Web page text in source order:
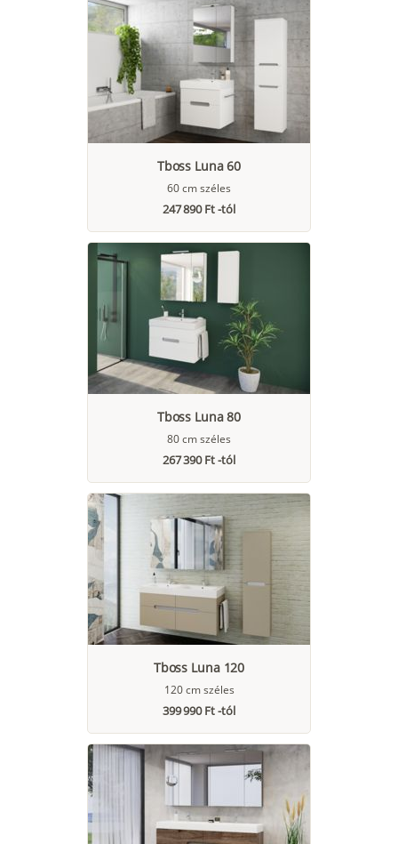
Tboss Luna 60
60 cm széles
247 890 Ft -tól
Tboss Luna 80
80 cm széles
267 390 Ft -tól
Tboss Luna 120
120 cm széles
399 990 Ft -tól